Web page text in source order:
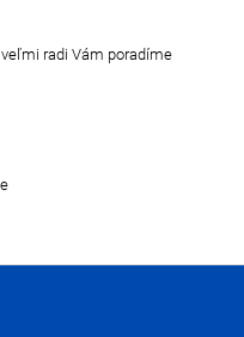
radi Vám poradíme